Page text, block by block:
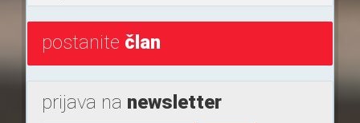
postanite član
prijava na newsletter